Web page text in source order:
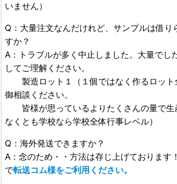
いません）
Q：大量注文なんだけれど、サンプルは借り
すか？
A：トラブルが多く中止しました。大量でし
してご理解ください。
製造ロット１（１個ではなく作るロット
御相談ください。
皆様が思っているよりたくさんの量で生
なくとも学校なら学校全体行事レベル）
Q：海外発送できますか？
A：念のため・・方法は存じ上げております
で転送コム様をご利用ください。